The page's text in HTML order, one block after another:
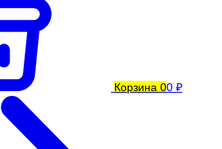
Корзина 00 ₽